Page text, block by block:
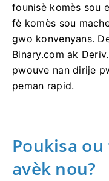
founisè komès sou
fè komès sou
gwo konvenyans.
Binary.com ak
pwouve nan dirije
peman rapid.
Poukisa
avèk nou?